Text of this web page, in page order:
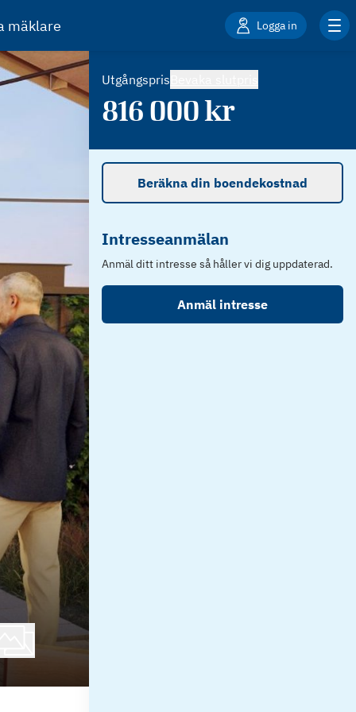
mäklare Logga in
Utgångspris
816 000kr
Beräkna din boendekostnad
Intresseanmälan
Anmäl ditt intresse så håller vi dig uppdaterad.
Anmäl intresse